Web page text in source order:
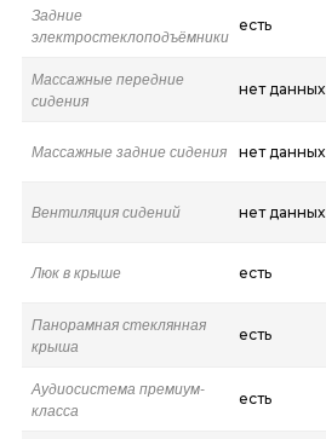
Задние
электростеклоподъёмники
есть
Массажные передние
сидения
нет данных
Массажные задние сидения нет данных
Вентиляция сидений нет данных
Люк в крыше есть
Панорамная стеклянная
крыша
есть
Аудиосистема премиум-
класса
есть